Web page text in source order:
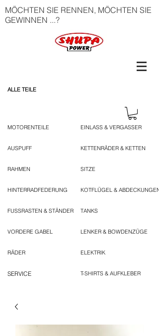
MÖCHTEN SIE RENNEN, MÖCHTEN SIE
GEWINNEN ...?
ALLE TEILE
MOTORENTEILE
AUSPUFF
RAHMEN
HINTERRADFEDERUNG
FUSSRASTEN & STÄNDER
VORDERE GABEL
RÄDER
SERVICE
EINLASS & VERGASSER
KETTENRÄDER & KETTEN
SITZE
KOTFLÜGEL & ABDECKUNGEN
TANKS
LENKER & BOWDENZÜGE
ELEKTRIK
T-SHIRTS & AUFKLEBER